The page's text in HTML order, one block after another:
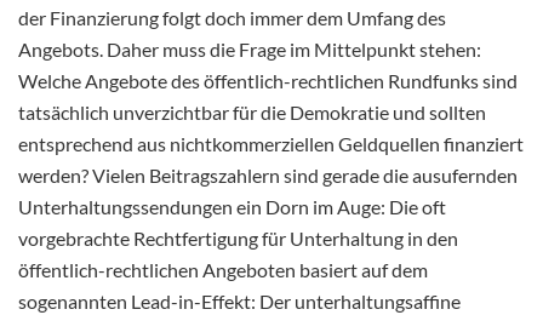
der Finanzierung folgt doch immer dem Umfang des
Angebots. Daher muss die Frage im Mittelpunkt stehen:
Welche Angebote des öffentlich-rechtlichen Rundfunks sind
tatsächlich unverzichtbar für die Demokratie und sollten
entsprechend aus nichtkommerziellen Geldquellen finanziert
werden? Vielen Beitragszahlern sind gerade die ausufernden
Unterhaltungssendungen ein Dorn im Auge: Die oft
vorgebrachte Rechtfertigung für Unterhaltung in den
öffentlich-rechtlichen Angeboten basiert auf dem
sogenannten Lead-in-Effekt: Der unterhaltungsaffine